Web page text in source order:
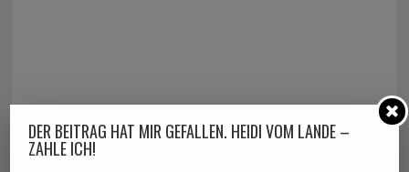
DER BEITRAG HAT MIR GEFALLEN. HEIDI VOM LANDE –
ZAHLE ICH!